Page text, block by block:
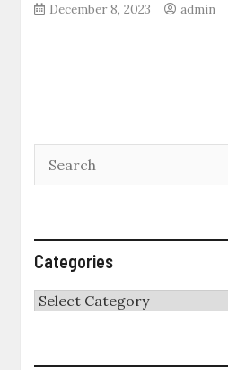
December 8, 2023 admin
Categories
Categories